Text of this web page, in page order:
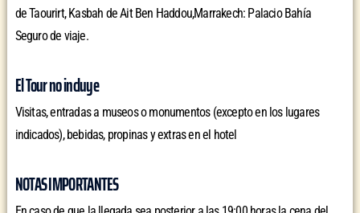
de Taourirt, Kasbah de Ait Ben Haddou,Marrakech: Palacio Bahía
Seguro de viaje.
El Tour no incluye
Visitas, entradas a museos o monumentos (excepto en los lugares
indicados), bebidas, propinas y extras en el hotel
NOTAS IMPORTANTES